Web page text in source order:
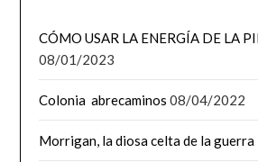
CÓMO USAR LA ENERGÍA DE LA
08/01/2023
Colonia abrecaminos 08/04/2022
Morrigan, la diosa celta de la guerra